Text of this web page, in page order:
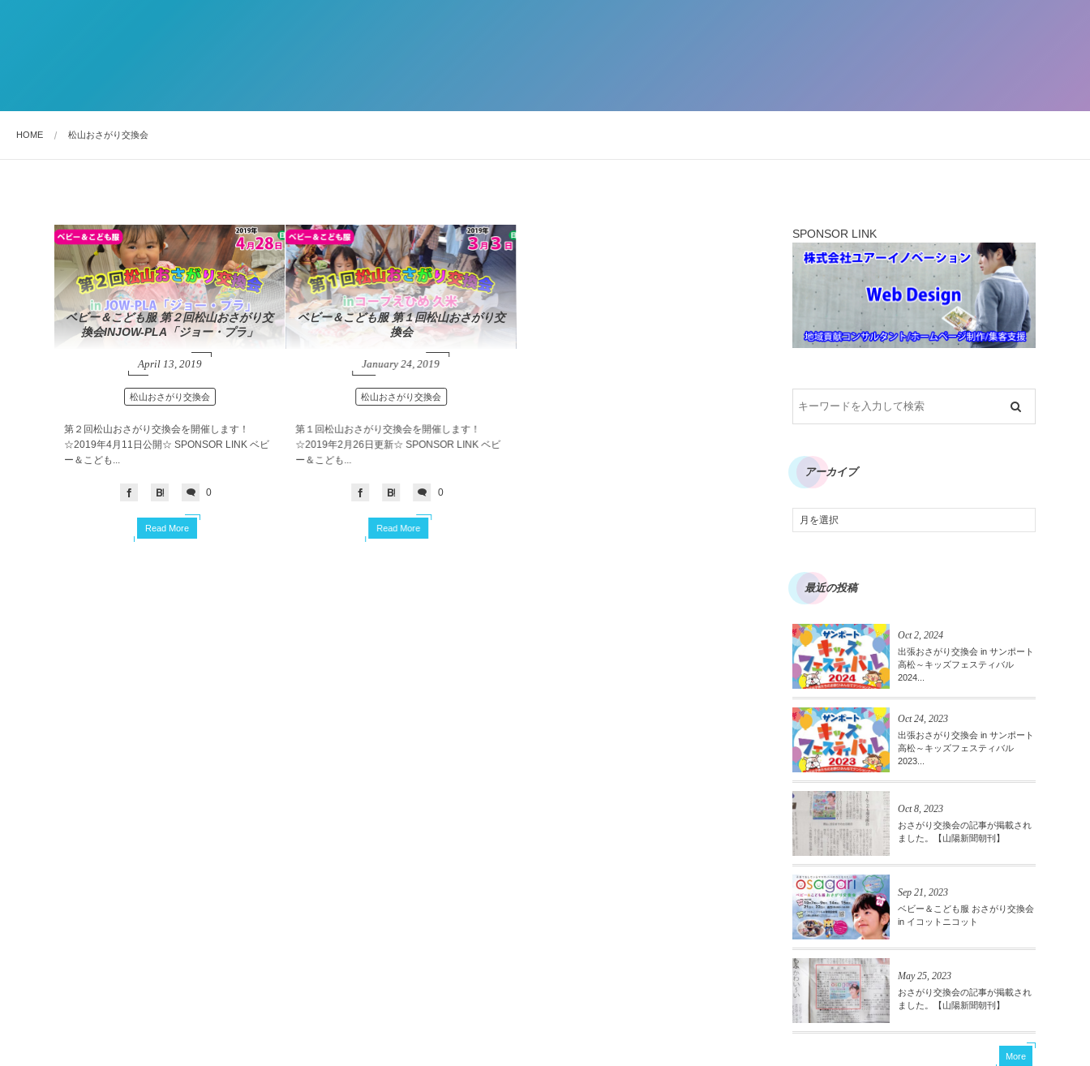
HOME 松山おさがり交換会
ベビー＆こども服 第２回松山おさがり交
換会INJOW-PLA「ジョー・プラ」
April 13, 2019
松山おさがり交換会
第２回松山おさがり交換会を開催します！
☆2019年4月11日公開☆ SPONSOR LINK ベビ
ー＆こども...
0
Read More
ベビー＆こども服 第１回松山おさがり交
換会
January 24,2019
松山おさがり交換会
第１回松山おさがり交換会を開催します！
☆2019年2月26日更新☆ SPONSOR LINK ベビ
ー＆こども...
0
Read More
SPONSOR LINK
アーカイブ
最近の投稿
Oct 2, 2024
出張おさがり交換会 in サンポート
高松～キッズフェスティバル
2024...
Oct 24, 2023
出張おさがり交換会 in サンポート
高松～キッズフェスティバル
2023...
Oct 8, 2023
おさがり交換会の記事が掲載され
ました。【山陽新聞朝刊】
Sep 21, 2023
ベビー＆こども服 おさがり交換会
in イコットニコット
May 25, 2023
おさがり交換会の記事が掲載され
ました。【山陽新聞朝刊】
More